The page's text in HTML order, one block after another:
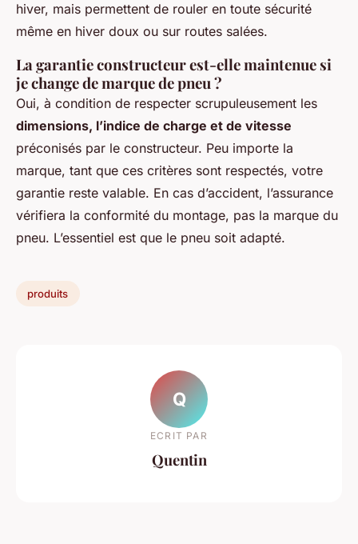
hiver, mais permettent de rouler en toute sécurité
même en hiver doux ou sur routes salées.
La garantie constructeur est-elle maintenue si
je change de marque de pneu ?
Oui, à condition de respecter scrupuleusement les
dimensions, l’indice de charge et de vitesse
préconisés par le constructeur. Peu importe la
marque, tant que ces critères sont respectés, votre
garantie reste valable. En cas d’accident, l’assurance
vérifiera la conformité du montage, pas la marque du
pneu. L’essentiel est que le pneu soit adapté.
produits
Q
ECRIT PAR
Quentin